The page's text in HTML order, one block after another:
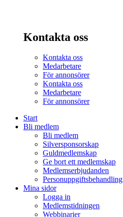
Kontakta oss
Kontakta oss
Medarbetare
För annonsörer
Kontakta oss
Medarbetare
För annonsörer
Start
Bli medlem
Bli medlem
Silversponsorskap
Guldmedlemskap
Ge bort ett medlemskap
Medlemserbjudanden
Personuppgiftsbehandling
Mina sidor
Logga in
Medlemstidningen
Webbinarier